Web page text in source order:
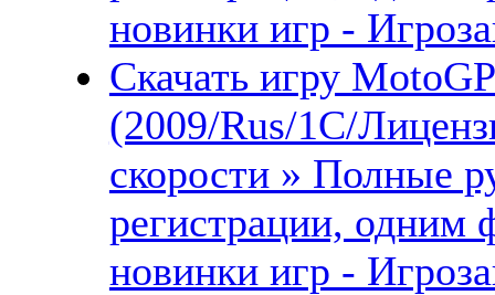
новинки игр -
Скачать игру
(2009/Rus/1С/
скорости » Полные
регистрации, одним
новинки игр -